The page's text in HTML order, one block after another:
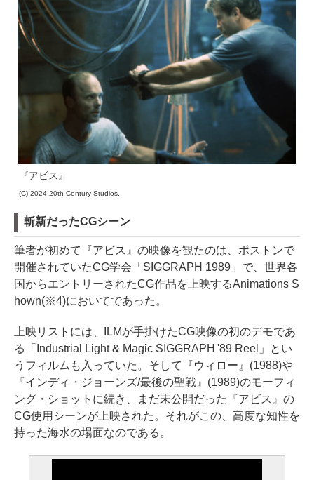
『アビス』
(C) 2024 20th Century Studios.
斬新だったCGシーン
筆者が初めて『アビス』の映像を観たのは、ボストンで
開催されていたCG学会「SIGGRAPH 1989」で、世界各
国からエントリーされたCG作品を上映するAnimations S
hown(※4)においてであった。
上映リストには、ILMが手掛けたCG映像の初のデモであ
る「Industrial Light & Magic SIGGRAPH '89 Reel」とい
うフィルムも入っていた。そして『ウィロー』(1988)や
『インディ・ジョーンズ/最後の聖戦』(1989)のモーフィ
ング・ショットに続き、まだ未公開だった『アビス』の
CG使用シーンが上映された。それがこの、高度な知性を
持った海水の場面なのである。